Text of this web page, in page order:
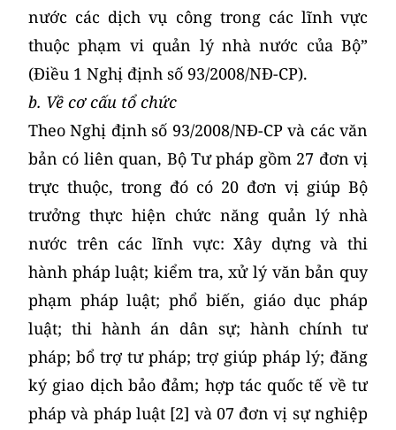
nước các dịch vụ công trong các lĩnh vực
thuộc phạm vi quản lý nhà nước của Bộ”
(Điều 1 Nghị định số 93/2008/NĐ-CP).
b. Về cơ cấu tổ chức
Theo Nghị định số 93/2008/NĐ-CP và các văn
bản có liên quan, Bộ Tư pháp gồm 27 đơn vị
trực thuộc, trong đó có 20 đơn vị giúp Bộ
trưởng thực hiện chức năng quản lý nhà
nước trên các lĩnh vực: Xây dựng và thi
hành pháp luật; kiểm tra, xử lý văn bản quy
phạm pháp luật; phổ biến, giáo dục pháp
luật; thi hành án dân sự; hành chính tư
pháp; bổ trợ tư pháp; trợ giúp pháp lý; đăng
ký giao dịch bảo đảm; hợp tác quốc tế về tư
pháp và pháp luật [2] và 07 đơn vị sự nghiệp